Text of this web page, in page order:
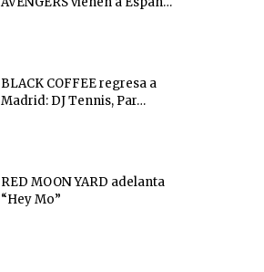
BLACK COFFEE regresa a
Madrid: DJ Tennis, Par…
RED MOON YARD adelanta
“Hey Mo”